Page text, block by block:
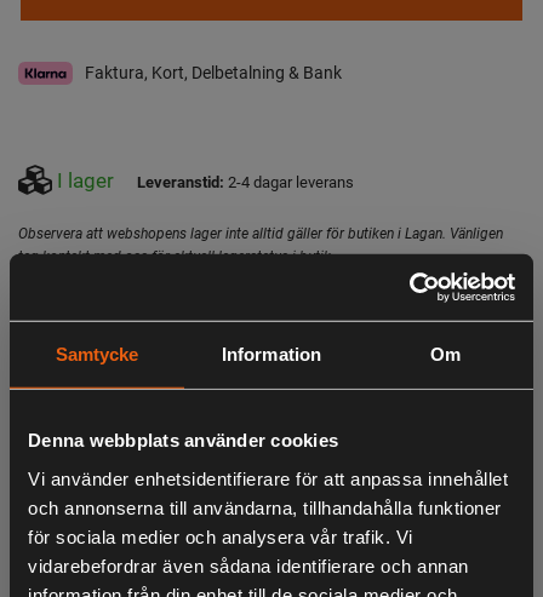
Samtycke Information Om
Denna webbplats använder cookies
Vi använder enhetsidentifierare för att anpassa innehållet
och annonserna till användarna, tillhandahålla funktioner
för sociala medier och analysera vår trafik. Vi
vidarebefordrar även sådana identifierare och annan
Faktura, Kort, Delbetalning & Bank
I lager Leveranstid: 2-4 dagar leverans
Observera att webshopens lager inte alltid gäller för butiken i Lagan. Vänligen
tag kontakt med oss för aktuell lagerstatus i butik
Allroundbyxor för vardagsäventyren, med vattenavvisande
sorters aktiviteter.
Finnveden Outdoor byxor är smarta allroundbyxor för dam,
med vaxad finish och vattenavvisande egenskaper. De
består av ett TC-tyg med stretch för komfort, och midjan är
elastisk. Byxorna har öppna handfickor, en benficka med